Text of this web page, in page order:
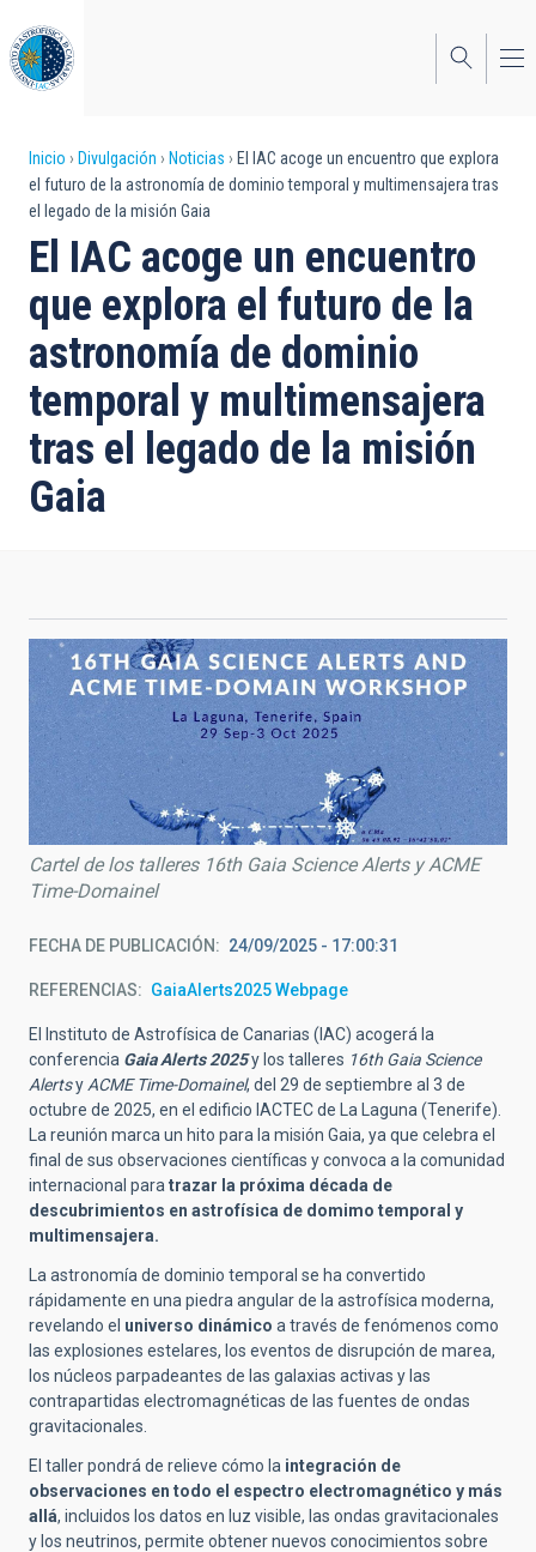
al
contenido
principal
Sobrescribir
enlaces
de
ayuda
a
la
navegación
Inicio Divulgación Noticias
El IAC acoge un encuentro que explora
el futuro de la astronomía de dominio temporal y multimensajera tras
el legado de la misión Gaia
El IAC acoge un encuentro
que explora el futuro de la
astronomía de dominio
temporal y multimensajera
tras el legado de la misión
Gaia
Cartel de los talleres 16th Gaia Science Alerts y ACME
Time-Domainel
FECHA DE PUBLICACIÓN 24/09/2025 - 17:00:31
REFERENCIAS GaiaAlerts2025 Webpage
El Instituto de Astrofísica de Canarias (IAC) acogerá la
conferencia Gaia Alerts 2025y los talleres 16th Gaia Science
Alertsy ACME Time-Domainel, del 29 de septiembre al 3 de
octubre de 2025, en el edificio IACTEC de La Laguna (Tenerife).
La reunión marca un hito para la misión Gaia, ya que celebra el
final de sus observaciones científicas y convoca a la comunidad
internacional para trazar la próxima década de
descubrimientos en astrofísica de domimo temporal y
multimensajera.
La astronomía de dominio temporal se ha convertido
rápidamente en una piedra angular de la astrofísica moderna,
revelando el universo dinámico a través de fenómenos como
las explosiones estelares, los eventos de disrupción de marea,
los núcleos parpadeantes de las galaxias activas y las
contrapartidas electromagnéticas de las fuentes de ondas
gravitacionales.
El taller pondrá de relieve cómo la integración de
observaciones en todo el espectro electromagnético y más
allá, incluidos los datos en luz visible, las ondas gravitacionales
y los neutrinos, permite obtener nuevos conocimientos sobre